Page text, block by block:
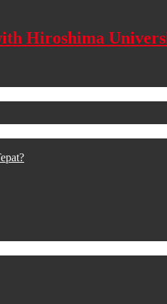
Hiroshima